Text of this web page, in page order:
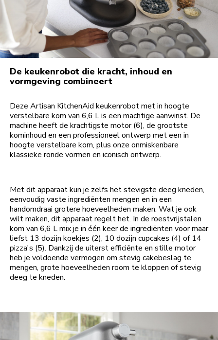
De keukenrobot die kracht, inhoud en
vormgeving combineert
Deze Artisan KitchenAid keukenrobot met in hoogte
verstelbare kom van 6,6 L is een machtige aanwinst. De
machine heeft de krachtigste motor (6), de grootste
kominhoud en een professioneel ontwerp met een in
hoogte verstelbare kom, plus onze onmiskenbare
klassieke ronde vormen en iconisch ontwerp.
Met dit apparaat kun je zelfs het stevigste deeg kneden,
eenvoudig vaste ingrediënten mengen en in een
handomdraai grotere hoeveelheden maken. Wat je ook
wilt maken, dit apparaat regelt het. In de roestvrijstalen
kom van 6,6 L mix je in één keer de ingrediënten voor maar
liefst 13 dozijn koekjes (2), 10 dozijn cupcakes (4) of 14
pizza's (5). Dankzij de uiterst efficiënte en stille motor
heb je voldoende vermogen om stevig cakebeslag te
mengen, grote hoeveelheden room te kloppen of stevig
deeg te kneden.